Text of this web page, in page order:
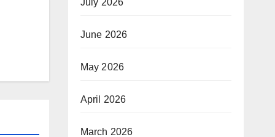
June 2026
May 2026
April 2026
March 2026